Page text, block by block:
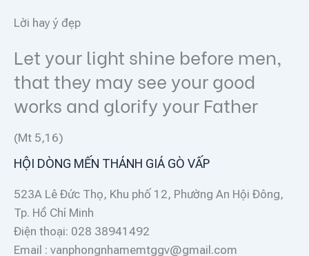
Lời hay ý đẹp
Let your light shine before men,
that they may see your good
works and glorify your Father
(Mt 5,16)
HỘI DÒNG MẾN THÁNH GIÁ GÒ VẤP
523A Lê Đức Thọ, Khu phố 12, Phường An Hội Đông,
Tp. Hồ Chí Minh
Điện thoại: 028 38941492
Email : vanphongnhamemtggv@gmail.com